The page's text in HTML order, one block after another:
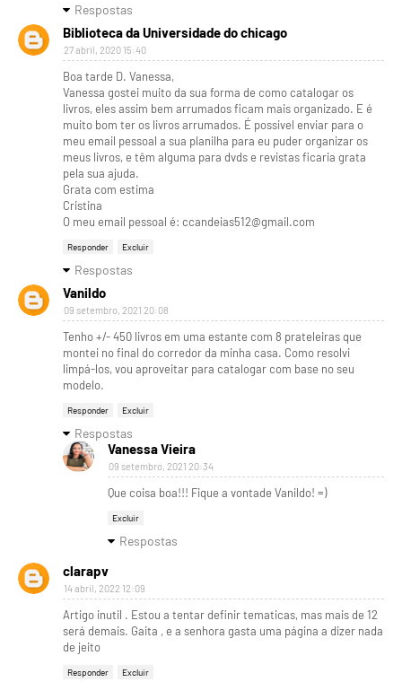
Respostas
Biblioteca da Universidade do chicago
27 abril, 2020 15:40
Boa tarde D. Vanessa,
Vanessa gostei muito da sua forma de como catalogar os
livros, eles assim bem arrumados ficam mais organizado. E é
muito bom ter os livros arrumados. É possivel enviar para o
meu email pessoal a sua planilha para eu puder organizar os
meus livros, e têm alguma para dvds e revistas ficaria grata
pela sua ajuda.
Grata com estima
Cristina
O meu email pessoal é: ccandeias512@gmail.com
Responder Excluir
Respostas
Vanildo
09 setembro, 2021 20:08
Tenho +/- 450 livros em uma estante com 8 prateleiras que
montei no final do corredor da minha casa. Como resolvi
limpá-los, vou aproveitar para catalogar com base no seu
modelo.
Responder Excluir
Respostas
Vanessa Vieira
09 setembro, 2021 20:34
Que coisa boa!!! Fique a vontade Vanildo! =)
Excluir
Respostas
clarapv
14 abril, 2022 12:09
Artigo inutil . Estou a tentar definir tematicas, mas mais de 12
será demais. Gaita , e a senhora gasta uma página a dizer nada
de jeito
Responder Excluir